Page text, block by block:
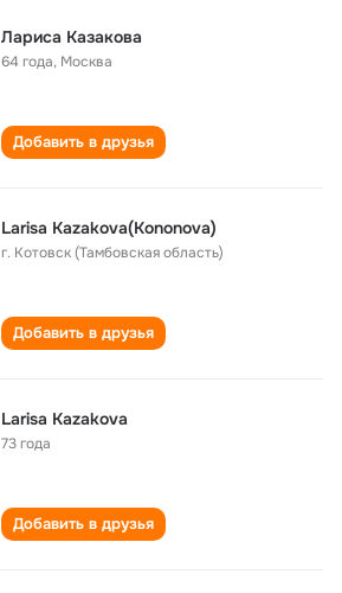
Лариса Казакова
64 года, Москва
Добавить в друзья
Larisa Каzakova(Кononova)
г. Котовск (Тамбовская область)
Добавить в друзья
Larisa Kazakova
73 года
Добавить в друзья